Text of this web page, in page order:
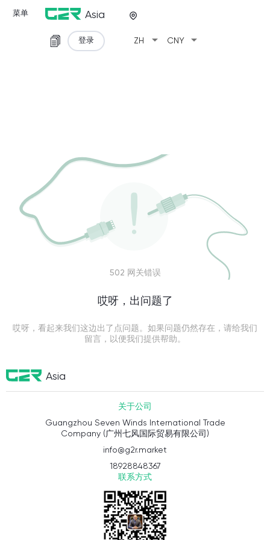
菜单 Asia
ZH arrow_drop_down CNY arrow_drop_down
登录
502 网关错误
哎呀，出问题了
哎呀，看起来我们这边出了点问题。如果问题仍然存在，请给我们
留言，以便我们提供帮助。
Asia
关于公司
Guangzhou Seven Winds International Trade
Company (广州七风国际贸易有限公司)
info@g2r.market
18928848367
联系方式